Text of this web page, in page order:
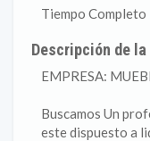
Tiempo Completo
Descripción de la
EMPRESA:
Buscamos Un
este dispuesto a